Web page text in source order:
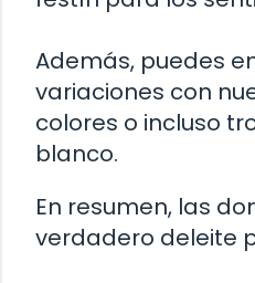
Además, puedes
variaciones con
colores o incluso
blanco.
En resumen, las
verdadero deleite